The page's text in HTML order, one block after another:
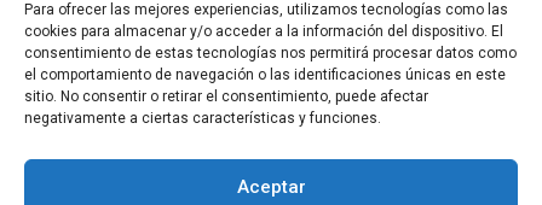
Para ofrecer las mejores experiencias, utilizamos tecnologías como las
cookies para almacenar y/o acceder a la información del dispositivo. El
consentimiento de estas tecnologías nos permitirá procesar datos como
el comportamiento de navegación o las identificaciones únicas en este
sitio. No consentir o retirar el consentimiento, puede afectar
negativamente a ciertas características y funciones.
Aceptar
Todos los derechos reservados.
Radio
Contacto